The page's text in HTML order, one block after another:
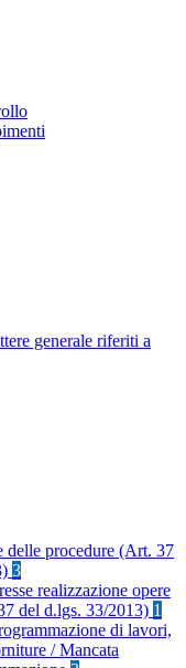
generale riferiti a
delle procedure (Art. 37
3
realizzazione opere
del d.lgs. 33/2013) 1
di lavori,
/ Mancata